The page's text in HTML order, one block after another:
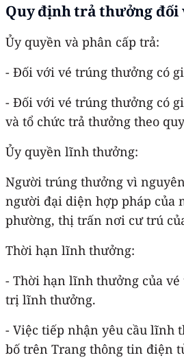
Quy định trả thưởng đối
Ủy quyền và phân cấp trả:
- Đối với vé trúng thưởng có
- Đối với vé trúng thưởng có
và tổ chức trả thưởng theo
Ủy quyền lĩnh thưởng:
Người trúng thưởng vì
người đại diện hợp pháp của
phường, thị trấn nơi cư trú
Thời hạn lĩnh thưởng:
- Thời hạn lĩnh thưởng của
trị lĩnh thưởng.
- Việc tiếp nhận yêu cầu lĩnh
bố trên Trang thông tin điện